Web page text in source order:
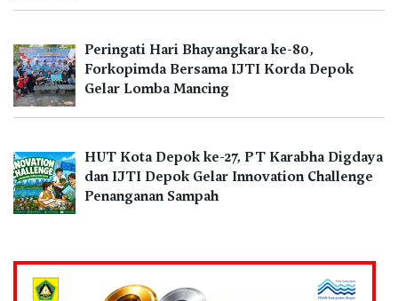
Peringati Hari Bhayangkara ke-80,
Forkopimda Bersama IJTI Korda Depok
Gelar Lomba Mancing
HUT Kota Depok ke-27, PT Karabha Digdaya
dan IJTI Depok Gelar Innovation Challenge
Penanganan Sampah